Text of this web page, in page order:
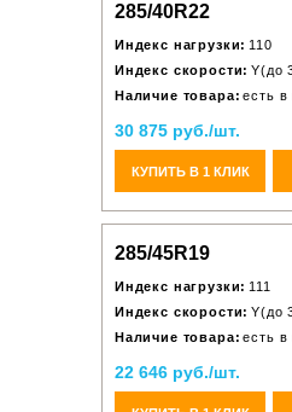
285/40R22
Индекс нагрузки: 110
Индекс скорости: Y(до
Наличие товара: есть в
30 875 руб./шт.
КУПИТЬ В 1 КЛИК
285/45R19
Индекс нагрузки: 111
Индекс скорости: Y(до
Наличие товара: есть в
22 646 руб./шт.